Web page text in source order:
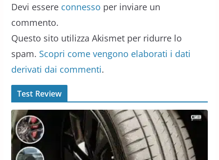
Devi essere connesso per inviare un
commento.
Questo sito utilizza Akismet per ridurre lo
spam. Scopri come vengono elaborati i dati
derivati dai commenti.
Test Review